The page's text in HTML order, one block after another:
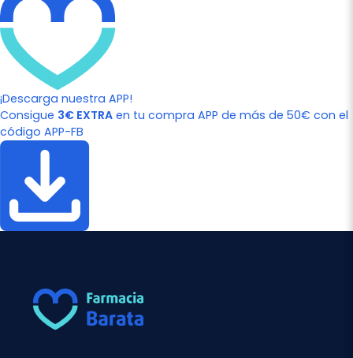
¡Descarga nuestra APP!
Consigue 3€ EXTRA en tu compra APP de más de 50€ con el
código APP-FB